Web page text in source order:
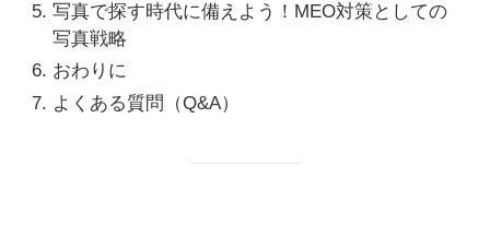
写真で探す時代に備えよう！MEO対策としての
写真戦略
おわりに
よくある質問（Q&A）